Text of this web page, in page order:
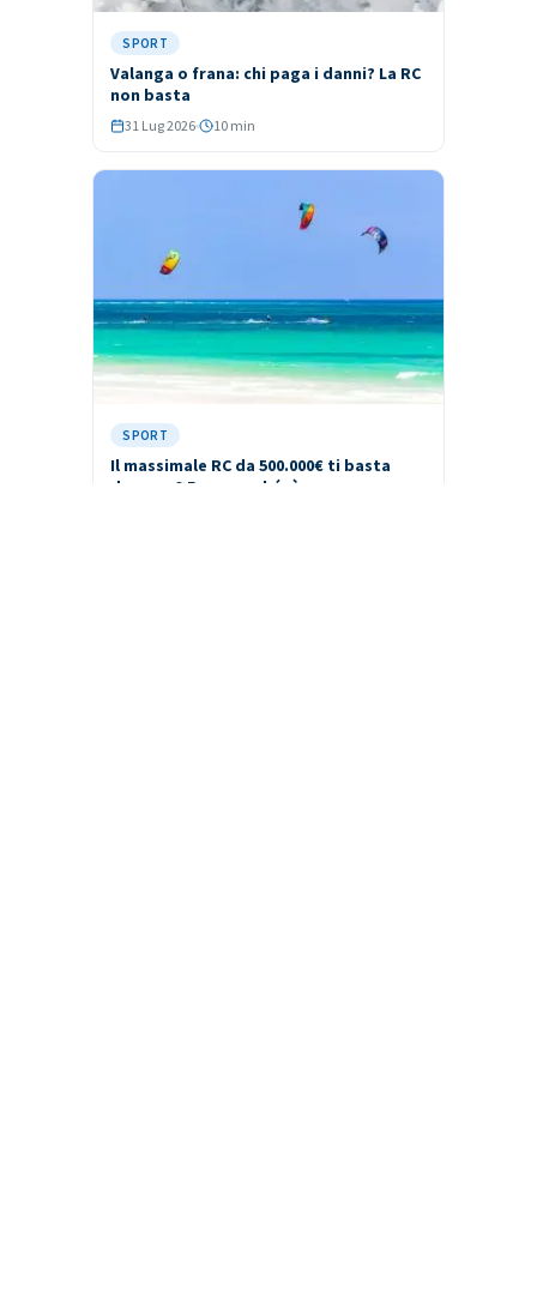
SPORT
Valanga o frana: chi paga i danni? La RC
non basta
31 Lug 2026 10 min
SPORT
Il massimale RC da 500.000€ ti basta
davvero? Ecco perché sì